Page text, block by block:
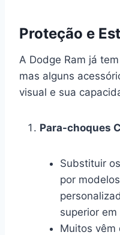
Proteção e
A Dodge Ram já
mas alguns
visual e sua
Para-choques
Substituir
por
superior
Muitos vêm